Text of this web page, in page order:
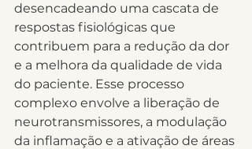
desencadeando uma cascata de
respostas fisiológicas que
contribuem para a redução da dor
e a melhora da qualidade de vida
do paciente. Esse processo
complexo envolve a liberação de
neurotransmissores, a modulação
da inflamação e a ativação de áreas